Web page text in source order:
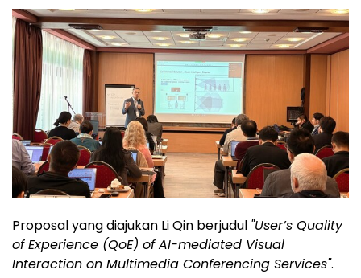
Proposal yang diajukan Li Qin berjudul "User’s Quality
of Experience (QoE) of AI-mediated Visual
Interaction on Multimedia Conferencing Services".